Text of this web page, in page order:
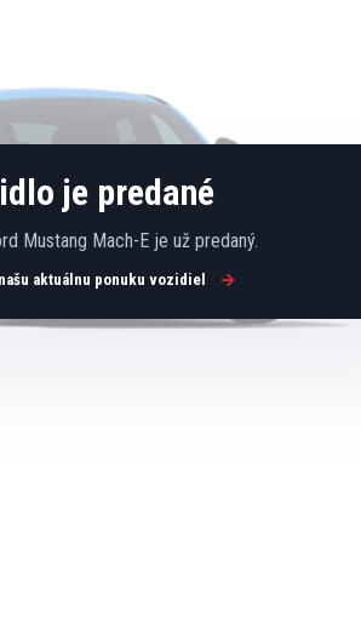
je predané
Mustang Mach-E je už predaný.
aktuálnu ponuku vozidiel